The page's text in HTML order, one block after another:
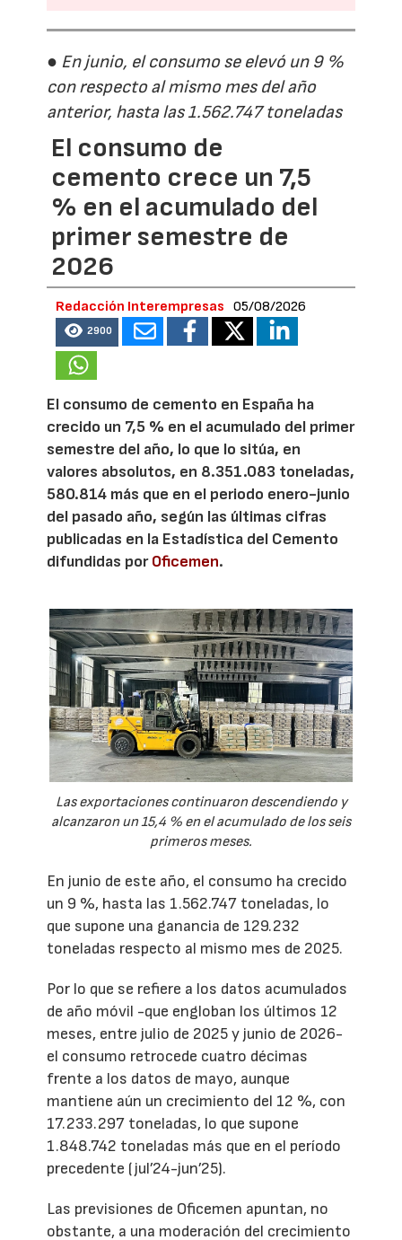
● En junio, el consumo se elevó un 9 %
con respecto al mismo mes del año
anterior, hasta las 1.562.747 toneladas
El consumo de
cemento crece un 7,5
% en el acumulado del
primer semestre de
2026
Redacción Interempresas 05/08/2026
2900
El consumo de cemento en España ha
crecido un 7,5 % en el acumulado del primer
semestre del año, lo que lo sitúa, en
valores absolutos, en 8.351.083 toneladas,
580.814 más que en el periodo enero-junio
del pasado año, según las últimas cifras
publicadas en la Estadística del Cemento
difundidas porOficemen.
Las exportaciones continuaron descendiendo y
alcanzaron un 15,4 % en el acumulado de los seis
primeros meses.
En junio de este año, el consumo ha crecido
un 9 %, hasta las 1.562.747 toneladas, lo
que supone una ganancia de 129.232
toneladas respecto al mismo mes de 2025.
Por lo que se refiere a los datos acumulados
de año móvil -que engloban los últimos 12
meses, entre julio de 2025 y junio de 2026-
el consumo retrocede cuatro décimas
frente a los datos de mayo, aunque
mantiene aún un crecimiento del 12 %, con
17.233.297 toneladas, lo que supone
1.848.742 toneladas más que en el período
precedente (jul’24-jun’25).
Las previsiones de Oficemen apuntan, no
obstante, a una moderación del crecimiento